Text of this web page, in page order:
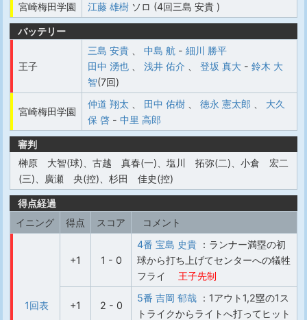
宮崎梅田学園
江藤 雄樹 ソロ (4回三島 安貴 )
バッテリー
王子
三島 安貴 中島 航 - 細川 勝平
田中 湧也
浅井 佑介 登坂 真大 - 鈴木 大
智(7回)
宮崎梅田学園
仲道 翔太 田中 佑樹 徳永 憲太郎
大久
保 啓 - 中里 高郎
審判
榊原 大智(球)、古越 真春(一)、塩川 拓弥(二)、小倉 宏二
(三)、廣瀬 央(控)、杉田 佳史(控)
得点経過
イニング
得点 スコア コメント
1回表
+1 1 - 0
4番 宝島 史貴 ：ランナー満塁の初
球から打ち上げてセンターへの犠牲
フライ
王子先制
+1 2 - 0
5番 吉岡 郁哉 ：1アウト1,2塁の1ス
トライクからライトへ打ってヒット